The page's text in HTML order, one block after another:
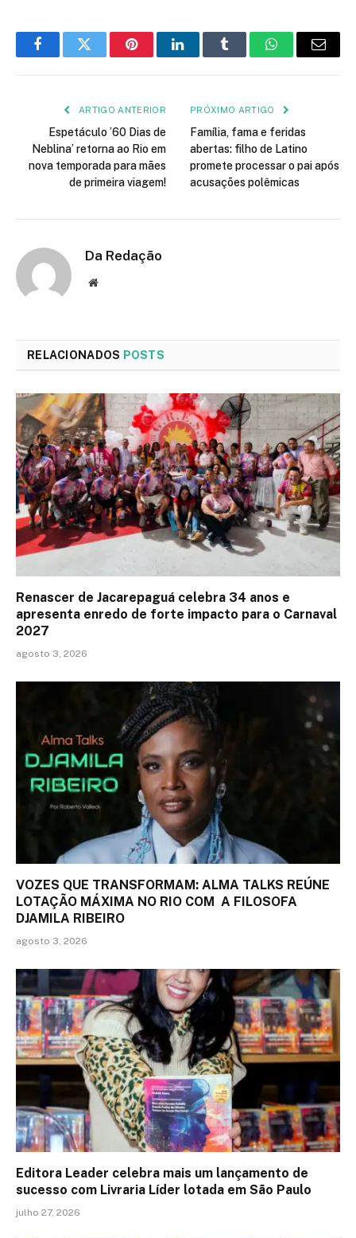
FacebookTwitter PinterestLinkedInTumblr WhatsApp
E-
ARTIGO ANTERIOR
Espetáculo ’60 Dias de
Neblina’ retorna ao Rio em
nova temporada para mães
de primeira viagem!
PRÓXIMO ARTIGO
Família, fama e feridas
abertas: filho de Latino
promete processar o pai após
acusações polêmicas
Da Redação
Site
RELACIONADOS POSTS
Renascer de Jacarepaguá celebra 34 anos e
apresenta enredo de forte impacto para o Carnaval
2027
agosto 3, 2026
VOZES QUE TRANSFORMAM: ALMA TALKS REÚNE
LOTAÇÃO MÁXIMA NO RIO COM A FILOSOFA
DJAMILA RIBEIRO
agosto 3, 2026
Editora Leader celebra mais um lançamento de
sucesso com Livraria Líder lotada em São Paulo
julho 27, 2026